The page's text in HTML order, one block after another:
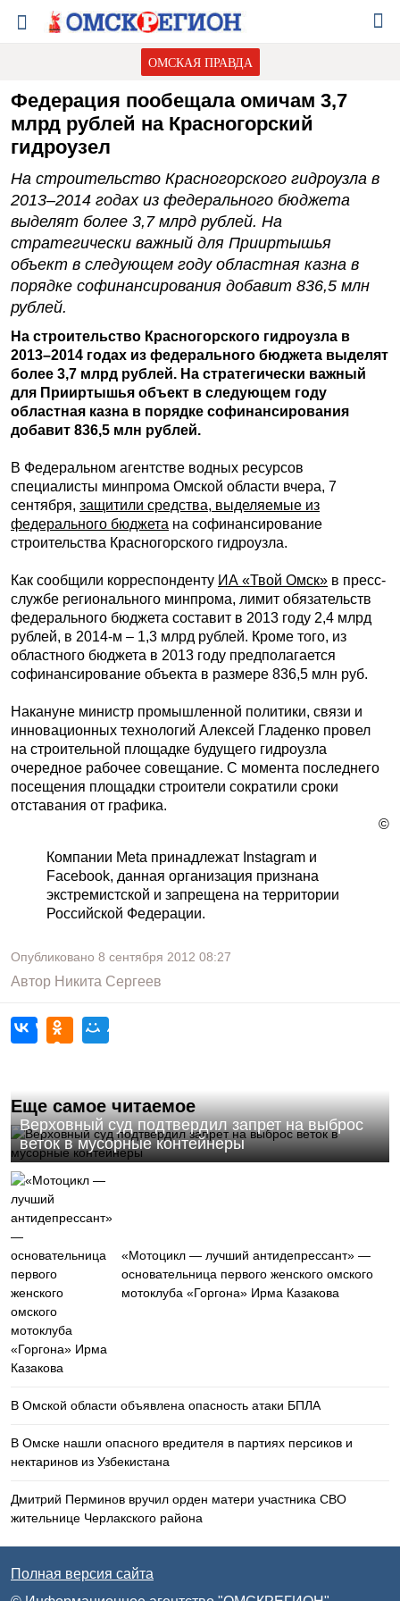
ОМСКАЯ ПРАВДА
Федерация пообещала омичам 3,7
млрд рублей на Красногорский
гидроузел
На строительство Красногорского гидроузла в
2013–2014 годах из федерального бюджета
выделят более 3,7 млрд рублей. На
стратегически важный для Прииртышья
объект в следующем году областная казна в
порядке софинансирования добавит 836,5 млн
рублей.
На строительство Красногорского гидроузла в
2013–2014 годах из федерального бюджета выделят
более 3,7 млрд рублей. На стратегически важный
для Прииртышья объект в следующем году
областная казна в порядке софинансирования
добавит 836,5 млн рублей.
В Федеральном агентстве водных ресурсов
специалисты минпрома Омской области вчера, 7
сентября, защитили средства, выделяемые из
федерального бюджета на софинансирование
строительства Красногорского гидроузла.
Как сообщили корреспонденту ИА «Твой Омск» в пресс-
службе регионального минпрома, лимит обязательств
федерального бюджета составит в 2013 году 2,4 млрд
рублей, в 2014-м – 1,3 млрд рублей. Кроме того, из
областного бюджета в 2013 году предполагается
софинансирование объекта в размере 836,5 млн руб.
Накануне министр промышленной политики, связи и
инновационных технологий Алексей Гладенко провел
на строительной площадке будущего гидроузла
очередное рабочее совещание. С момента последнего
посещения площадки строители сократили сроки
отставания от графика.
©
Компании Meta принадлежат Instagram и
Facebook, данная организация признана
экстремистской и запрещена на территории
Российской Федерации.
Опубликовано 8 сентября 2012 08:27
Автор Никита Сергеев
Еще самое читаемое
Верховный суд подтвердил запрет на выброс
веток в мусорные контейнеры
«Мотоцикл — лучший антидепрессант» —
основательница первого женского омского
мотоклуба «Горгона» Ирма Казакова
В Омской области объявлена опасность атаки БПЛА
В Омске нашли опасного вредителя в партиях персиков и
нектаринов из Узбекистана
Дмитрий Перминов вручил орден матери участника СВО
жительнице Черлакского района
Полная версия сайта